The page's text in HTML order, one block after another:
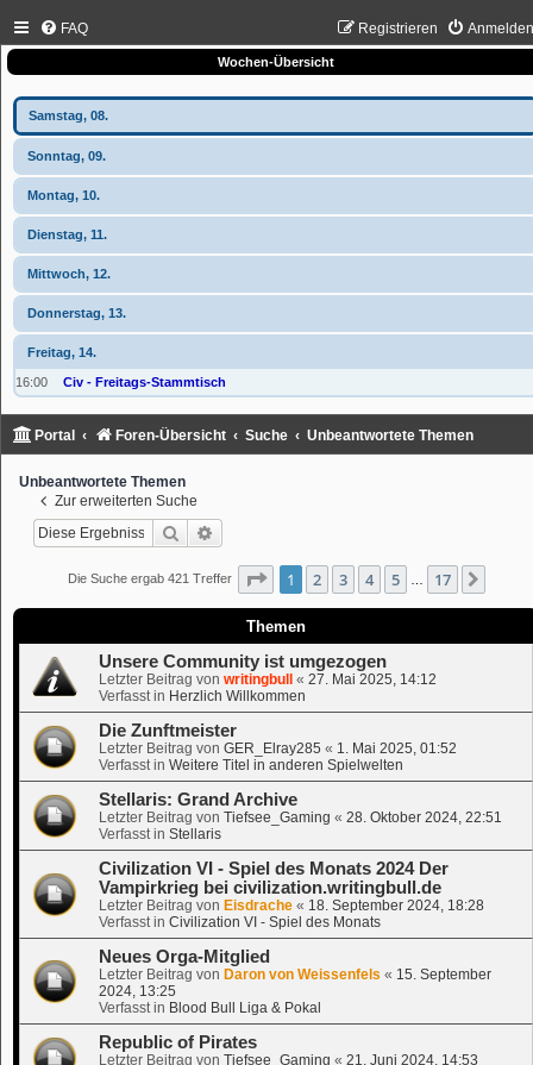
FAQ Registrieren
Wochen-Übersicht
Samstag, 08.
Sonntag, 09.
Montag, 10.
Dienstag, 11.
Mittwoch, 12.
Donnerstag, 13.
Freitag, 14.
16:00 Civ - Freitags-Stammtisch
Portal Foren-Übersicht Suche Unbeantwortete Themen
Unbeantwortete Themen
Zur erweiterten Suche
Suche
Die Suche ergab 421 Treffer Seite 1von 17
1 2 3 4 5 17
Themen
Unsere Community ist umgezogen
Letzter Beitrag von writingbull « 27. Mai 2025, 14:12
Verfasst in Herzlich Willkommen
Die Zunftmeister
Letzter Beitrag von GER_Elray285 « 1. Mai 2025, 01:52
Verfasst in Weitere Titel in anderen Spielwelten
Stellaris: Grand Archive
Letzter Beitrag von Tiefsee_Gaming « 28. Oktober 2024, 22:51
Verfasst in Stellaris
Civilization VI - Spiel des Monats 2024 Der
Vampirkrieg bei civilization.writingbull.de
Letzter Beitrag von Eisdrache « 18. September 2024, 18:28
Verfasst in Civilization VI - Spiel des Monats
Neues Orga-Mitglied
Letzter Beitrag von Daron von Weissenfels « 15. September
2024, 13:25
Verfasst in Blood Bull Liga & Pokal
Republic of Pirates
Letzter Beitrag von Tiefsee_Gaming « 21. Juni 2024, 14:53